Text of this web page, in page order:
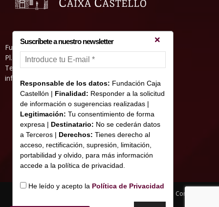
Fundació Caixa Castelló • Casa Abadía
Pl. de l’Herba, s/nº. 12001 Castelló de la Plana
Telèfon 964 232 551 • Fax 964 231 550
informacion@fundacioncajacastellon.es
Contacte
Suscríbete a nuestro newsletter
Responsable de los datos: Fundación Caja
Castellón | Finalidad: Responder a la solicitud
de información o sugerencias realizadas |
Legitimación: Tu consentimiento de forma
expresa | Destinatario: No se cederán datos
a Terceros | Derechos: Tienes derecho al
acceso, rectificación, supresión, limitación,
portabilidad y olvido, para más información
accede a la política de privacidad.
He leído y acepto la Política de Privacidad